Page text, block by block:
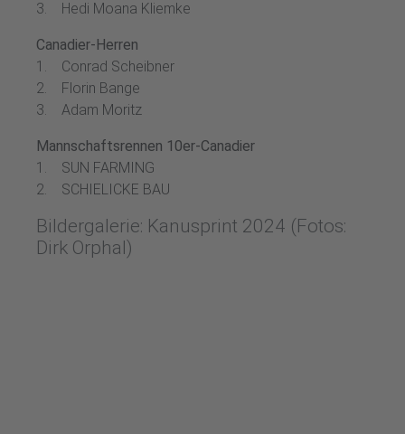
3. Hedi Moana Kliemke
Canadier-Herren
1. Conrad Scheibner
2. Florin Bange
3. Adam Moritz
Mannschaftsrennen 10er-Canadier
1. SUN FARMING
2. SCHIELICKE BAU
Bildergalerie: Kanusprint 2024 (Fotos:
Dirk Orphal)